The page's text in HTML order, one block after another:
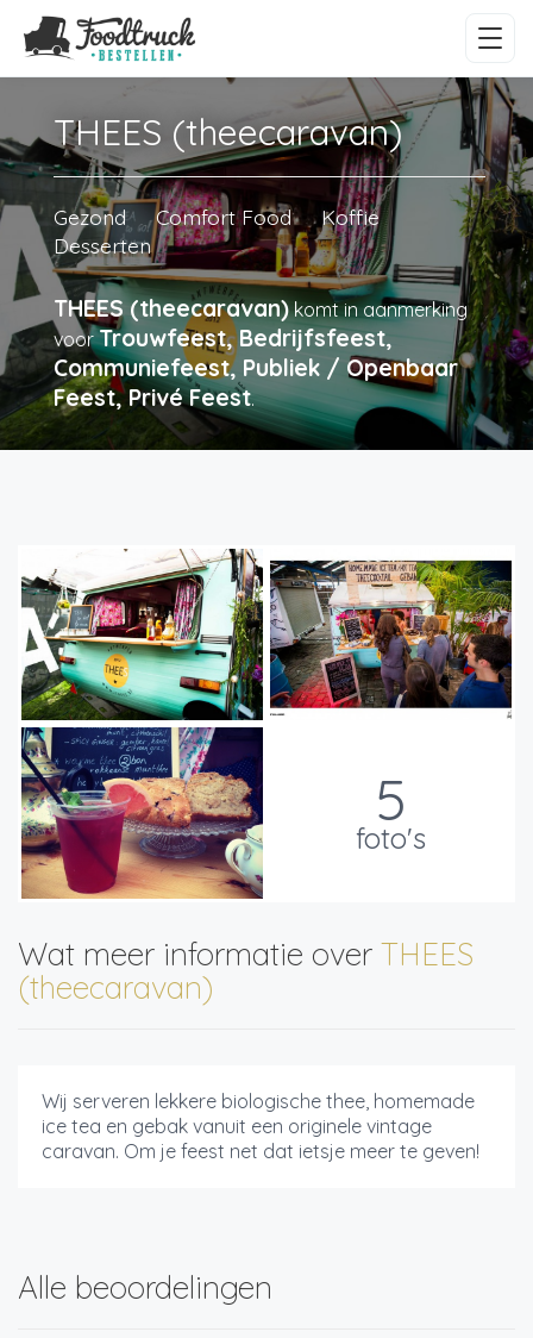
THEES (theecaravan)
Gezond Comfort Food
Koffie
Desserten
THEES (theecaravan)komt in aanmerking
voorTrouwfeest, Bedrijfsfeest,
Communiefeest, Publiek / Openbaar
Feest, Privé Feest.
5
foto's
Wat meer informatie over THEES
(theecaravan)
Wij serveren lekkere biologische thee, homemade
ice tea en gebak vanuit een originele vintage
caravan. Om je feest net dat ietsje meer te geven!
Alle beoordelingen